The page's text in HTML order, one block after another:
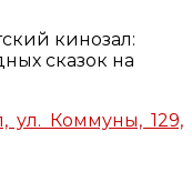
кинозал:
сказок на
ул. Коммуны, 129,